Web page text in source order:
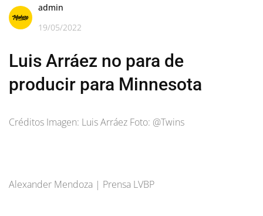
admin
19/05/2022
Luis Arráez no para de
producir para Minnesota
Créditos Imagen: Luis Arráez Foto: @Twins
Alexander Mendoza | Prensa LVBP